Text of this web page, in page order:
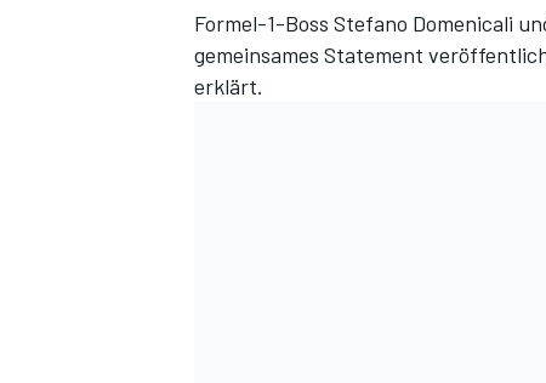
Formel-1-Boss Stefano Domenicali
gemeinsames Statement
erklärt.